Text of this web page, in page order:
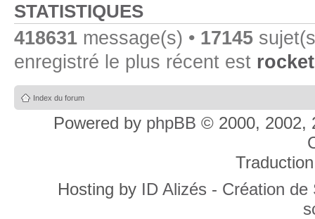
STATISTIQUES
418631 message(s) • 17145
enregistré le plus récent est
Index du forum
Powered by phpBB © 2000, 2002,
Hosting by ID Alizés - Création